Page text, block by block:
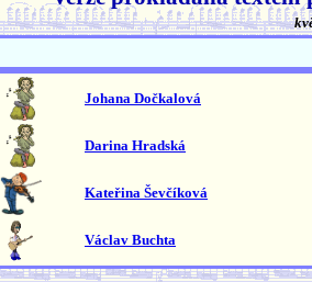
Johana Dočkalová
Darina Hradská
Kateřina Ševčíková
Václav Buchta